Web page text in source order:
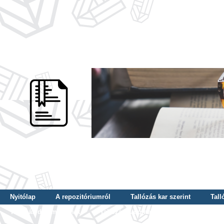
Nyitólap A repozitóriumról Tallózás kar szerint
Tallózás dátum szerint
Tallózás tudományterület szerint